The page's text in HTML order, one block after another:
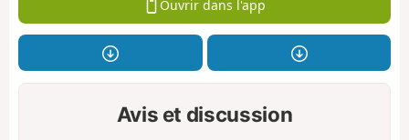
Ouvrir dans l'app
Avis et discussion